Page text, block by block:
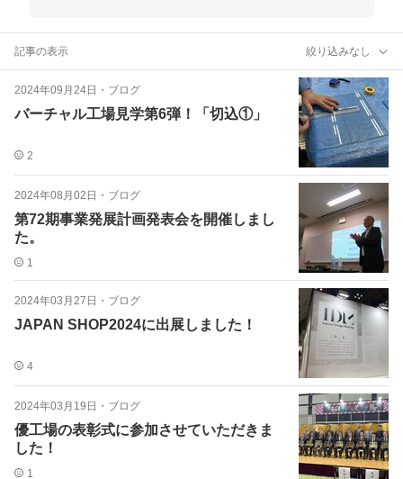
記事の表示 絞り込みなし
2024年09月24日 ・ ブログ
バーチャル工場見学第6弾！「切込①」
2
2024年08月02日 ・ ブログ
第72期事業発展計画発表会を開催しまし
た。
1
2024年03月27日 ・ ブログ
JAPAN SHOP2024に出展しました！
4
2024年03月19日 ・ ブログ
優工場の表彰式に参加させていただきま
した！
1